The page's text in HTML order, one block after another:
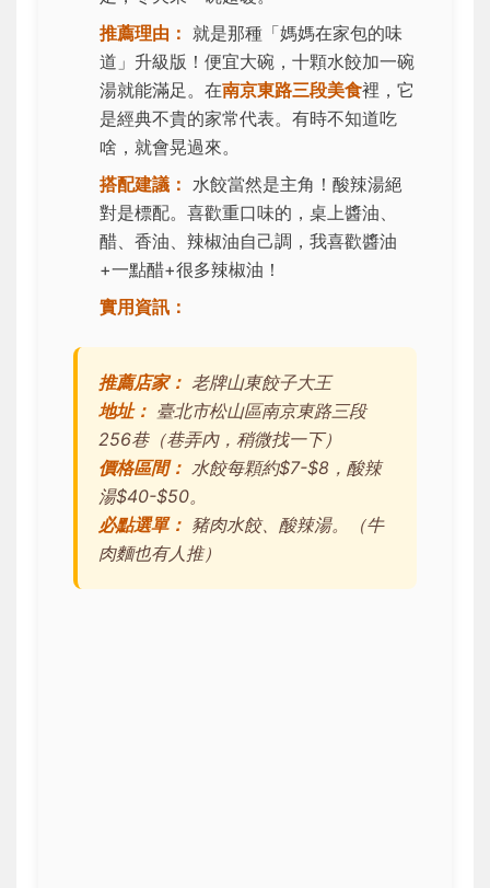
推薦理由： 就是那種「媽媽在家包的味
道」升級版！便宜大碗，十顆水餃加一碗
湯就能滿足。在南京東路三段美食裡，它
是經典不貴的家常代表。有時不知道吃
啥，就會晃過來。
搭配建議： 水餃當然是主角！酸辣湯絕
對是標配。喜歡重口味的，桌上醬油、
醋、香油、辣椒油自己調，我喜歡醬油
+一點醋+很多辣椒油！
實用資訊：
推薦店家： 老牌山東餃子大王
地址： 臺北市松山區南京東路三段
256巷（巷弄內，稍微找一下）
價格區間： 水餃每顆約$7-$8，酸辣
湯$40-$50。
必點選單： 豬肉水餃、酸辣湯。（牛
肉麵也有人推）